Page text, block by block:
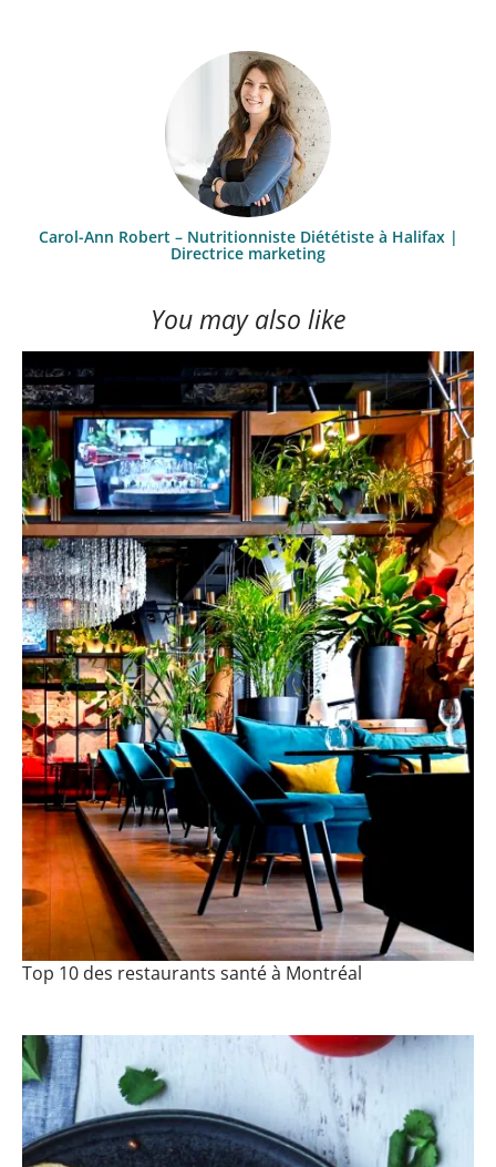
Carol-Ann Robert – Nutritionniste Diététiste à Halifax |
Directrice marketing
You may also like
Top 10 des restaurants santé à Montréal